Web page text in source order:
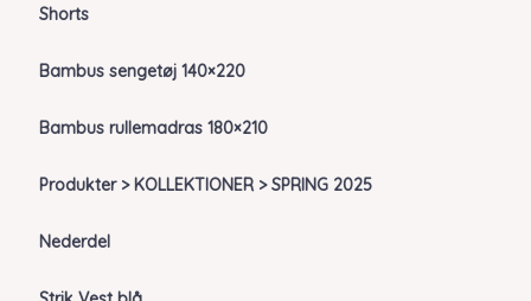
Shorts
Bambus sengetøj 140×220
Bambus rullemadras 180×210
Produkter > KOLLEKTIONER > SPRING 2025
Nederdel